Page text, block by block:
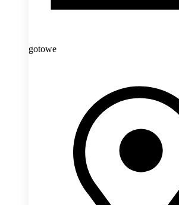
gotowe